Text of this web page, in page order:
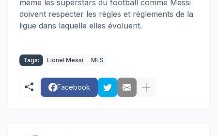
même les superstars du football comme Messi
doivent respecter les règles et règlements de la
ligue dans laquelle elles évoluent.
Tags: Lionel Messi MLS
Facebook